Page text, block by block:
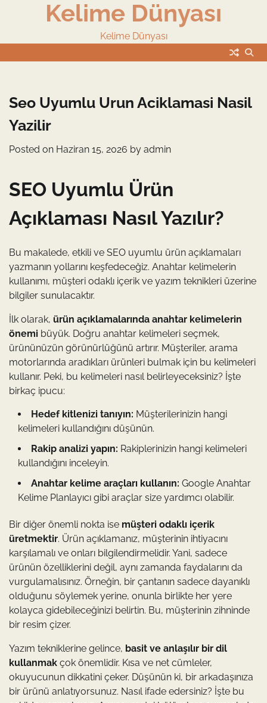
Kelime Dünyası
Kelime Dünyası
Seo Uyumlu Urun Aciklamasi Nasil
Yazilir
Posted on Haziran 15, 2026 by admin
SEO Uyumlu Ürün
Açıklaması Nasıl Yazılır?
Bu makalede, etkili ve SEO uyumlu ürün açıklamaları
yazmanın yollarını keşfedeceğiz. Anahtar kelimelerin
kullanımı, müşteri odaklı içerik ve yazım teknikleri üzerine
bilgiler sunulacaktır.
İlk olarak, ürün açıklamalarında anahtar kelimelerin
önemi büyük. Doğru anahtar kelimeleri seçmek,
ürününüzün görünürlüğünü artırır. Müşteriler, arama
motorlarında aradıkları ürünleri bulmak için bu kelimeleri
kullanır. Peki, bu kelimeleri nasıl belirleyeceksiniz? İşte
birkaç ipucu:
Hedef kitlenizi tanıyın: Müşterilerinizin hangi
kelimeleri kullandığını düşünün.
Rakip analizi yapın: Rakiplerinizin hangi kelimeleri
kullandığını inceleyin.
Anahtar kelime araçları kullanın: Google Anahtar
Kelime Planlayıcı gibi araçlar size yardımcı olabilir.
Bir diğer önemli nokta ise müşteri odaklı içerik
üretmektir. Ürün açıklamanız, müşterinin ihtiyacını
karşılamalı ve onları bilgilendirmelidir. Yani, sadece
ürünün özelliklerini değil, aynı zamanda faydalarını da
vurgulamalısınız. Örneğin, bir çantanın sadece dayanıklı
olduğunu söylemek yerine, onunla birlikte her yere
kolayca gidebileceğinizi belirtin. Bu, müşterinin zihninde
bir resim çizer.
Yazım tekniklerine gelince, basit ve anlaşılır bir dil
kullanmak çok önemlidir. Kısa ve net cümleler,
okuyucunun dikkatini çeker. Düşünün ki, bir arkadaşınıza
bir ürünü anlatıyorsunuz. Nasıl ifade edersiniz? İşte bu